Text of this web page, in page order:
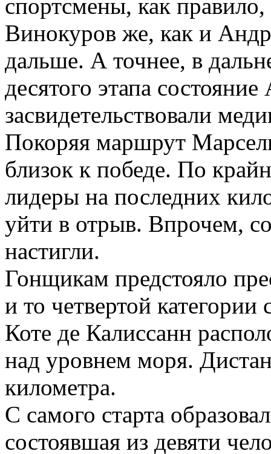
спортсмены, как
Винокуров же, как и
дальше. А точнее, в
десятого этапа
засвидетельствовали
Покоряя маршрут
близок к победе. По
лидеры на последних
уйти в отрыв. Впрочем,
настигли.
Гонщикам предстояло
и то четвертой
Коте де Калиссанн
над уровнем моря.
километра.
С самого старта
состоявшая из девяти